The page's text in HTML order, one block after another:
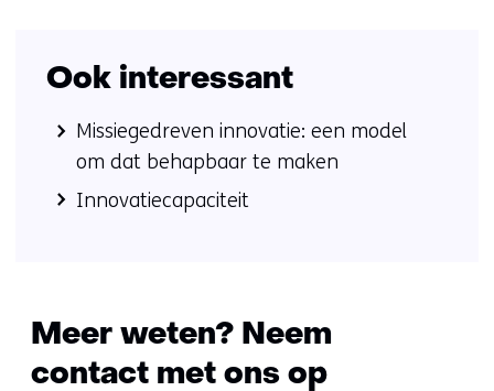
Ook interessant
Missiegedreven innovatie: een model
om dat behapbaar te maken
Innovatiecapaciteit
Meer weten? Neem
contact met ons op